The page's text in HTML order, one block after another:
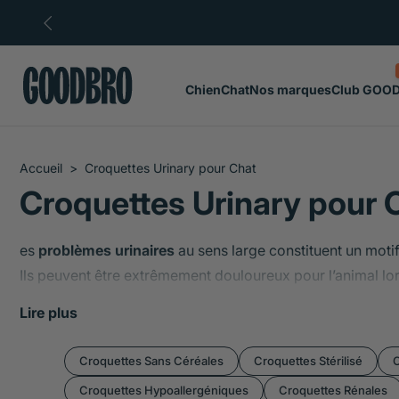
ChienChatNos marquesClub
Accueil > Croquettes Urinary pour Chat
Croquettes Urinary pour
es problèmes urinaires au sens large constituent un
Ils peuvent être extrêmement douloureux pour l’animal
le risque d’apparition de ces urolithiases : apport de
Si malgré tous vos efforts, des troubles urinaires se
Lire plus
Croquettes Sans Céréales Croquettes Stérilisé
Croquettes Hypoallergéniques Croquettes Rénales